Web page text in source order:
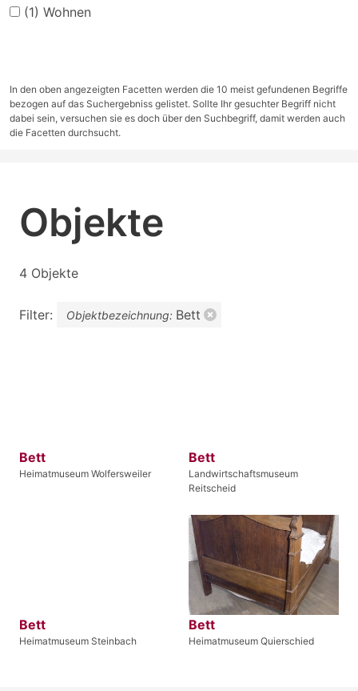
(1) Wohnen
In den oben angezeigten Facetten werden die 10 meist gefundenen Begriffe
bezogen auf das Suchergebniss gelistet. Sollte Ihr gesuchter Begriff nicht
dabei sein, versuchen sie es doch über den Suchbegriff, damit werden auch
die Facetten durchsucht.
Objekte
4 Objekte
Filter: Objektbezeichnung: Bett
Bett
Heimatmuseum Wolfersweiler
Bett
Landwirtschaftsmuseum
Reitscheid
Bett
Heimatmuseum Steinbach
Bett
Heimatmuseum Quierschied